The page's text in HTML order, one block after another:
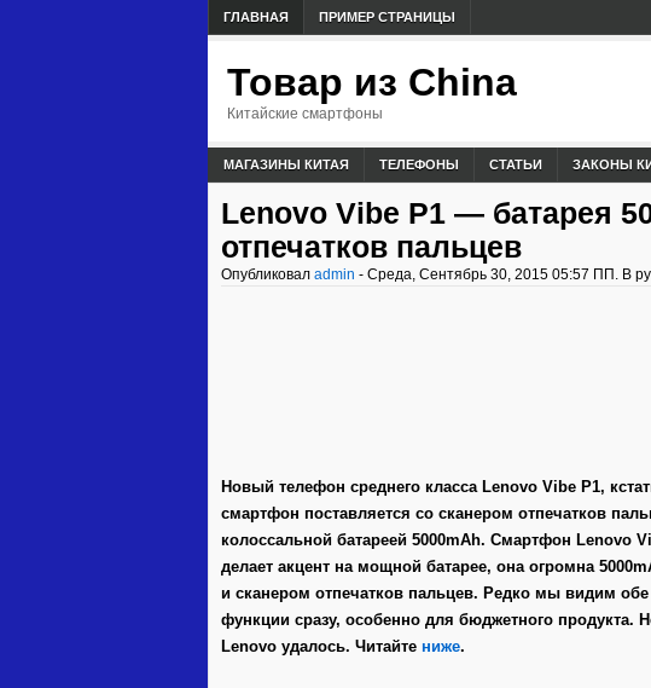
ГЛАВНАЯ ПРИМЕР СТРАНИЦЫ
Товар из China
Китайские смартфоны
МАГАЗИНЫ КИТАЯ ТЕЛЕФОНЫ СТАТЬИ ЗАКОНЫ
Lenovo Vibe Р1 — батарея
отпечатков пальцев
Опубликовал admin - Среда, Сентябрь 30, 2015 05:57 ПП. В
Новый телефон среднего класса Lenovo Vibe Р1,
смартфон поставляется со сканером отпечатков
колоссальной батареей 5000mAh. Смартфон Lenovo
делает акцент на мощной батарее, она огромна
и сканером отпечатков пальцев. Редко мы видим обе
функции сразу, особенно для бюджетного продукта.
Lenovo удалось. Читайте ниже.